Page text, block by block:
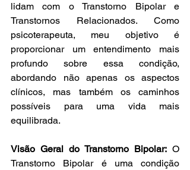
lidam com o Transtorno Bipolar e
Transtornos Relacionados. Como
psicoterapeuta, meu objetivo é
proporcionar um entendimento mais
profundo sobre essa condição,
abordando não apenas os aspectos
clínicos, mas também os caminhos
possíveis para uma vida mais
equilibrada.
Visão Geral do Transtorno Bipolar: O
Transtorno Bipolar é uma condição